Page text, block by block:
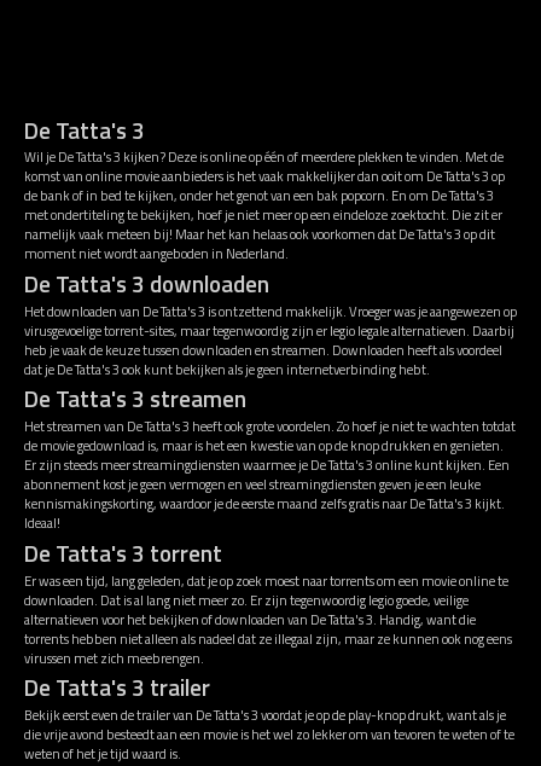
De Tatta's 3
Wil je De Tatta's 3 kijken? Deze is online op één of meerdere plekken te vinden. Met de
komst van online movie aanbieders is het vaak makkelijker dan ooit om De Tatta's 3 op
de bank of in bed te kijken, onder het genot van een bak popcorn. En om De Tatta's 3
met ondertiteling te bekijken, hoef je niet meer op een eindeloze zoektocht. Die zit er
namelijk vaak meteen bij! Maar het kan helaas ook voorkomen dat De Tatta's 3 op dit
moment niet wordt aangeboden in Nederland.
De Tatta's 3 downloaden
Het downloaden van De Tatta's 3 is ontzettend makkelijk. Vroeger was je aangewezen op
virusgevoelige torrent-sites, maar tegenwoordig zijn er legio legale alternatieven. Daarbij
heb je vaak de keuze tussen downloaden en streamen. Downloaden heeft als voordeel
dat je De Tatta's 3 ook kunt bekijken als je geen internetverbinding hebt.
De Tatta's 3 streamen
Het streamen van De Tatta's 3 heeft ook grote voordelen. Zo hoef je niet te wachten totdat
de movie gedownload is, maar is het een kwestie van op de knop drukken en genieten.
Er zijn steeds meer streamingdiensten waarmee je De Tatta's 3 online kunt kijken. Een
abonnement kost je geen vermogen en veel streamingdiensten geven je een leuke
kennismakingskorting, waardoor je de eerste maand zelfs gratis naar De Tatta's 3 kijkt.
Ideaal!
De Tatta's 3 torrent
Er was een tijd, lang geleden, dat je op zoek moest naar torrents om een movie online te
downloaden. Dat is al lang niet meer zo. Er zijn tegenwoordig legio goede, veilige
alternatieven voor het bekijken of downloaden van De Tatta's 3. Handig, want die
torrents hebben niet alleen als nadeel dat ze illegaal zijn, maar ze kunnen ook nog eens
virussen met zich meebrengen.
De Tatta's 3 trailer
Bekijk eerst even de trailer van De Tatta's 3 voordat je op de play-knop drukt, want als je
die vrije avond besteedt aan een movie is het wel zo lekker om van tevoren te weten of te
weten of het je tijd waard is.